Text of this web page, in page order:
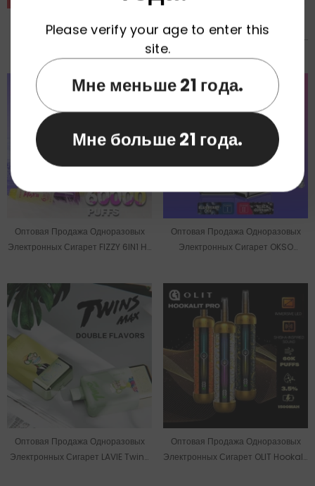
60000 Puffs 3 In 1 Flavors
Электронных Сигарет Kangvape
Sommar Bar На 70000 Затяжек
Оптовая Продажа Одноразовых
Электронных Сигарет FIZZY 6IN1 На
Оптовая Продажа Одноразовых
Электронных Сигарет OKSO
Оптовая Продажа Одноразовых
Электронных Сигарет LAVIE Twins
Оптовая Продажа Одноразовых
Электронных Сигарет OLIT Hookalit
Please verify your age to enter this
site.
Мне меньше 21 года.
Мне больше 21 года.